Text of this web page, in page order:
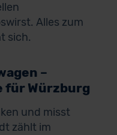
Alles zum
sich.
–
für Würzburg
und misst
zählt im